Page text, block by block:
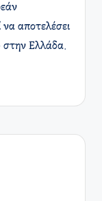
αποτελέσει
Ελλάδα.